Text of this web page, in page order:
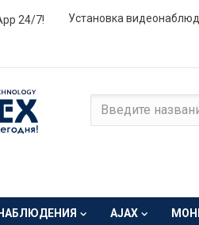
24/7! Установка
AJAX